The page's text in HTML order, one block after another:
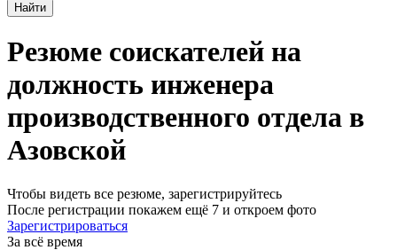
Найти
Резюме соискателей на
должность инженера
производственного отдела в
Азовской
Чтобы видеть все резюме, зарегистрируйтесь
После регистрации покажем ещё 7 и откроем фото
Зарегистрироваться
За всё время